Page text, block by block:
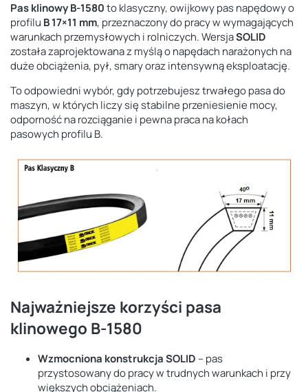
Pas klinowy B-1580to klasyczny, owijkowy pas napędowy o
profilu B 17×11 mm, przeznaczony do pracy w wymagających
warunkach przemysłowych i rolniczych. WersjaSOLID
została zaprojektowana z myślą o napędach narażonych na
duże obciążenia, pył, smary oraz intensywną eksploatację.
To odpowiedni wybór, gdy potrzebujesz trwałego pasa do
maszyn, w których liczy się stabilne przeniesienie mocy,
odporność na rozciąganie i pewna praca na kołach
pasowych profilu B.
Najważniejsze korzyści pasa
klinowego B-1580
Wzmocniona konstrukcja SOLID – pas
przystosowany do pracy w trudnych warunkach i przy
większych obciążeniach.